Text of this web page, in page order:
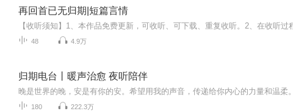
再回首已无归期|短篇言情
48 4.9万
归期电台丨暖声治愈 夜听陪伴
180 222.3万